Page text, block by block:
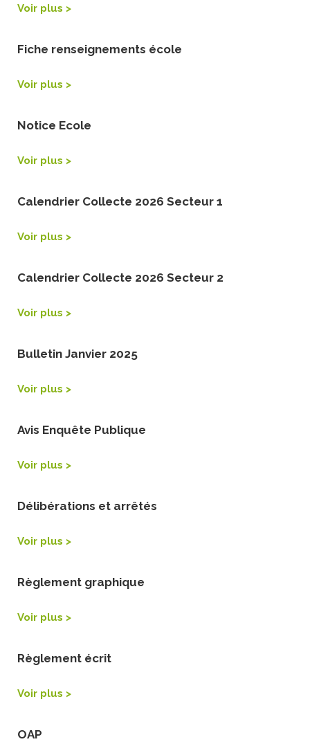
Voir plus >
Fiche renseignements école
Voir plus >
Notice Ecole
Voir plus >
Calendrier Collecte 2026 Secteur 1
Voir plus >
Calendrier Collecte 2026 Secteur 2
Voir plus >
Bulletin Janvier 2025
Voir plus >
Avis Enquête Publique
Voir plus >
Délibérations et arrêtés
Voir plus >
Règlement graphique
Voir plus >
Règlement écrit
Voir plus >
OAP